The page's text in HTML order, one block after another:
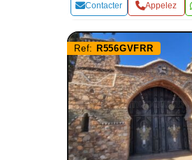
Contacter Appelez
Ref: R556GVFRR